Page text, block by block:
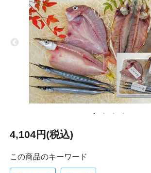
4,104円(税込)
この商品のキーワード